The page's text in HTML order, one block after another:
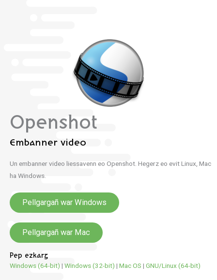
Openshot
Embanner video
Un embanner video liessavenn eo Openshot. Hegerz eo evit Linux, Mac
ha Windows.
Pellgargañ war Windows
Pellgargañ war Mac
Pep ezkarg
Windows (64-bit) | Windows (32-bit) | Mac OS | GNU/Linux (64-bit)